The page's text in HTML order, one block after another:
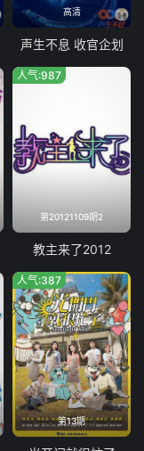
高清
声生不息 收官企划
第20121109期2
人气:987
教主来了2012
第13期
人气:387